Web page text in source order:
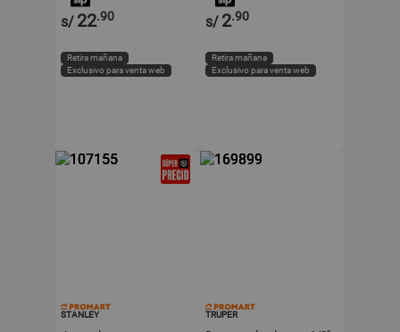
s/ 22.90
Retira mañana
Exclusivo para venta web
s/ 2.90
Retira mañana
Exclusivo para venta web
STANLEY TRUPER